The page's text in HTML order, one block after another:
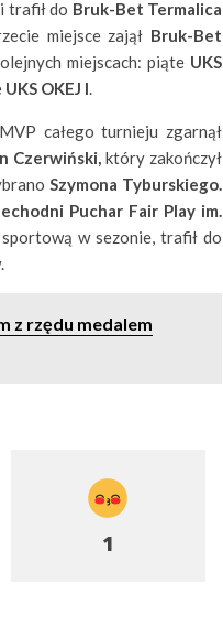
trafił do Bruk-Bet Termalica
miejsce zajął Bruk-Bet
miejscach: piąte UKS
UKS OKEJ I.
całego turnieju zgarnął
Czerwiński, który zakończył
Szymona Tyburskiego.
Puchar Fair Play im.
w sezonie, trafił do
z rzędu medalem
1